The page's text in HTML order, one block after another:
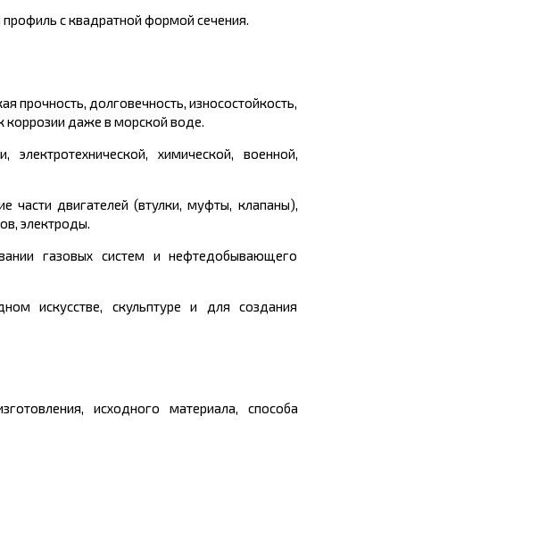
с квадратной формой сечения.
прочность, долговечность, износостойкость,
коррозии даже в морской воде.
химической, военной,
части двигателей (втулки, муфты, клапаны),
электроды.
газовых систем и нефтедобывающего
искусстве, скульптуре и для создания
исходного материала, способа